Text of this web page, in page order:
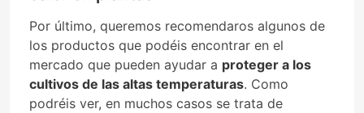
Por último, queremos recomendaros algunos de
los productos que podéis encontrar en el
mercado que pueden ayudar a proteger a los
cultivos de las altas temperaturas. Como
podréis ver, en muchos casos se trata de